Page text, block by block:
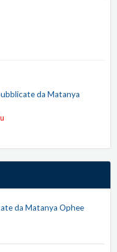
da Matanya
da Matanya Ophee